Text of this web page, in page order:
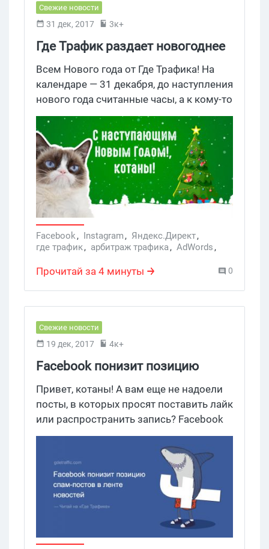
Свежие новости
31 дек, 2017 3к+
Где Трафик раздает новогоднее
настроение
Всем Нового года от Где Трафика! На
календаре — 31 декабря, до наступления
нового года считанные часы, а к кому-то
он уже пожаловал. Самое время
начинать провожать 2017. Вспомним
вместе, что интересного было на
протяжении последних 365 дней?
Facebook, Instagram, Яндекс.Директ,
где трафик, арбитраж трафика, AdWords,
поздравление с новым годом
Прочитай за 4 минуты 0
Свежие новости
19 дек, 2017 4к+
Facebook понизит позицию
спам-постов в ленте новостей
Привет, котаны! А вам еще не надоели
посты, в которых просят поставить лайк
или распространить запись? Facebook
позаботится об этой проблеме. Уже с
текущей недели подобные публикации
окажутся ниже в новостной ленте.